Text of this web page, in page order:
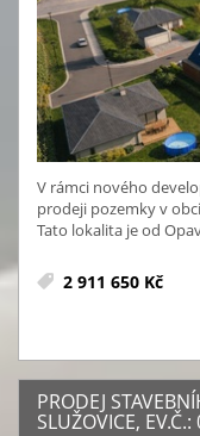
V rámci nového
prodeji pozemky v
Tato lokalita je od
2 911 650 Kč
PRODEJ
SLUŽOVICE,